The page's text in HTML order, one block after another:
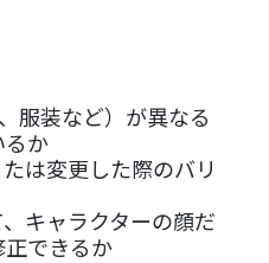
服装など）が異なる
るか
は変更した際のバリ
キャラクターの顔だ
できるか